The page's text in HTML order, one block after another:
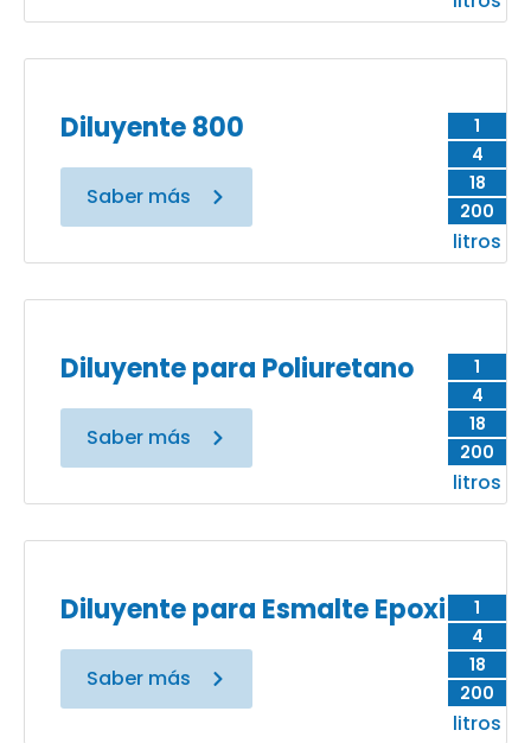
1
4
18
200
litros
Diluyente 800
Saber más
1
4
18
200
litros
Diluyente para Poliuretano
Saber más
1
4
18
200
litros
Diluyente para Esmalte Epoxi
Saber más